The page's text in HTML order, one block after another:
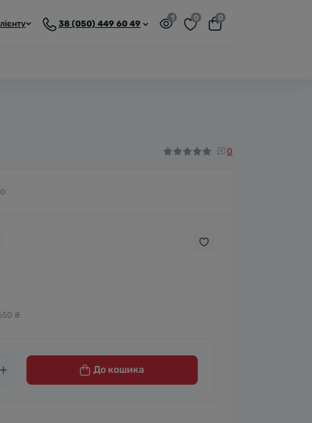
38 (050) 449 60 49
1 0 0
0
₴
До кошика